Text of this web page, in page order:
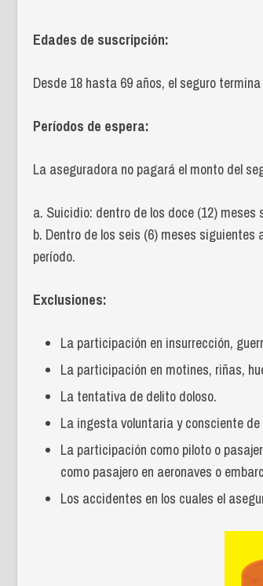
Edades de suscripción:
Desde 18 hasta 69 años, el seguro
Períodos de espera:
La aseguradora no pagará el monto del
a. Suicidio: dentro de los doce (12)
b. Dentro de los seis (6) meses
período.
Exclusiones:
La participación en insurrección,
La participación en motines, riñas,
La tentativa de delito doloso.
La ingesta voluntaria y consciente
La participación como piloto o
como pasajero en aeronaves o
Los accidentes en los cuales el